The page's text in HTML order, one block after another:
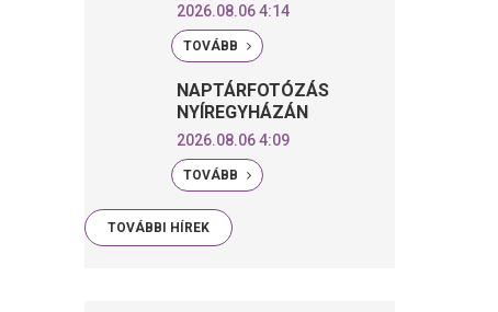
2026.08.06 4:14
TOVÁBB
NAPTÁRFOTÓZÁS
NYÍREGYHÁZÁN
2026.08.06 4:09
TOVÁBB
TOVÁBBI HÍREK